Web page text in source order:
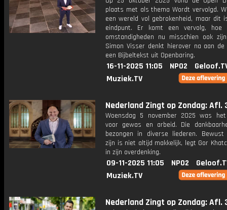
plaats met als thema Wordt vervolgd.
een wereld vol gebrokenheid, maar dit
eindpunt. Er komt een vervolg, hoe
omstandigheden nu misschien ook
Simon Visser denkt hierover na aan de
een Bijbeltekst uit Openbaring.
16-11-2025 11:05 NPO2
Muziek.TV
Nederland Zingt op Zondag: Afl.
Woensdag 5 november 2025 was het
voor gewas en arbeid. Die
bezongen in diverse liederen. Bewust
zijn is niet altijd makkelijk, legt Gor
in zijn overdenking.
09-11-2025 11:05 NPO2
Muziek.TV
Nederland Zingt op Zondag: Afl.